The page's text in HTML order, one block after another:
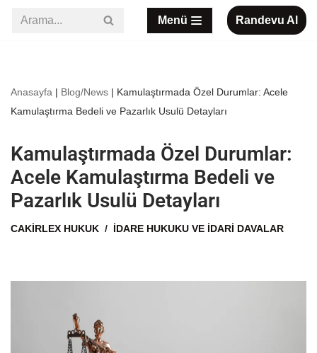
Menü Randevu Al
Anasayfa | Blog/News | Kamulaştırmada Özel Durumlar: Acele
Kamulaştırma Bedeli ve Pazarlık Usulü Detayları
Kamulaştırmada Özel Durumlar:
Acele Kamulaştırma Bedeli ve
Pazarlık Usulü Detayları
CAKIRLEX HUKUK İDARE HUKUKU VE İDARI DAVALAR